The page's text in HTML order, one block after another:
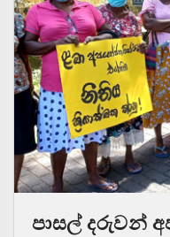
පාසල් දරුවන්